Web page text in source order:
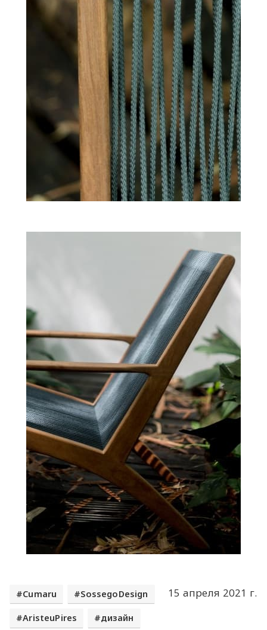
15 апреля 2021 г.
Cumaru SossegoDesign
AristeuPires дизайн